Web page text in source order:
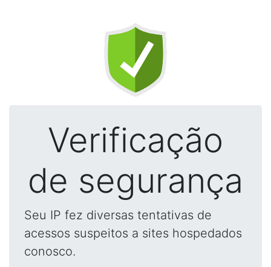
Verificação
de segurança
Seu IP fez diversas tentativas de
acessos suspeitos a sites hospedados
conosco.